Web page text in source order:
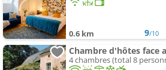
0.6 km 9/10
Chambre d'hôtes face
4 chambres (total 8